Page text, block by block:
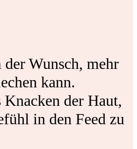
Wunsch, mehr
kann.
der Haut,
in den Feed zu